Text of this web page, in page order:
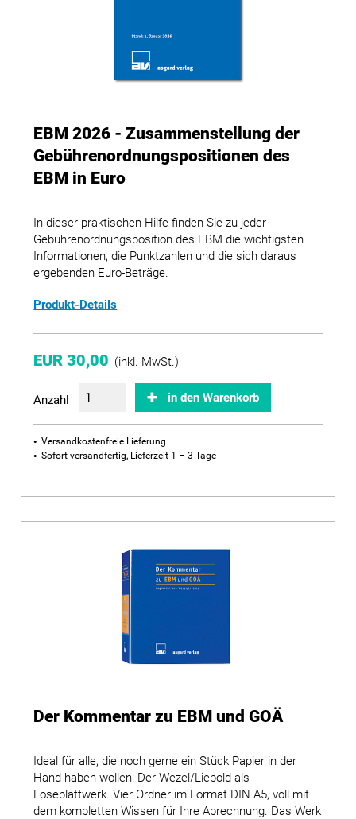
EBM 2026 - Zusammenstellung der
Gebührenordnungspositionen des
EBM in Euro
In dieser praktischen Hilfe finden Sie zu jeder
Gebührenordnungsposition des EBM die wichtigsten
Informationen, die Punktzahlen und die sich daraus
ergebenden Euro-Beträge.
Produkt-Details
EUR 30,00 (inkl. MwSt.)
Anzahl in den Warenkorb
Versandkostenfreie Lieferung
Sofort versandfertig, Lieferzeit 1 – 3 Tage
Der Kommentar zu EBM und GOÄ
Ideal für alle, die noch gerne ein Stück Papier in der
Hand haben wollen: Der Wezel/Liebold als
Loseblattwerk. Vier Ordner im Format DIN A5, voll mit
dem kompletten Wissen für Ihre Abrechnung. Das Werk